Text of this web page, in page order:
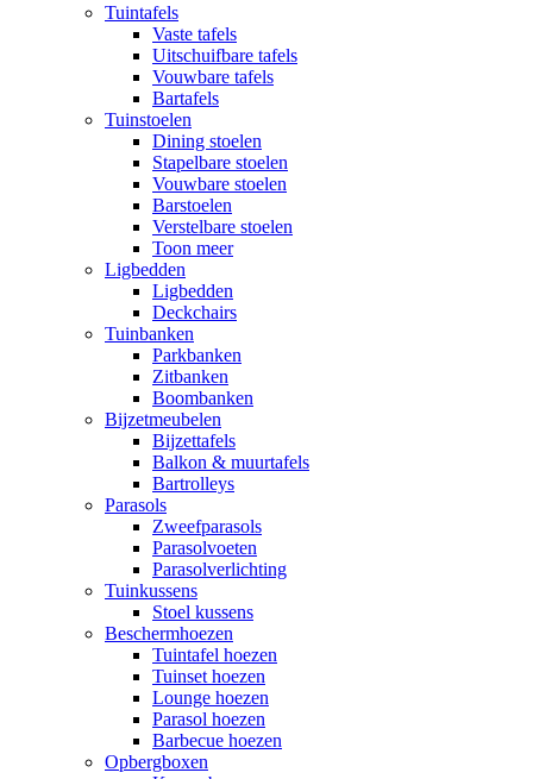
Tuintafels
Vaste tafels
Uitschuifbare tafels
Vouwbare tafels
Bartafels
Tuinstoelen
Dining stoelen
Stapelbare stoelen
Vouwbare stoelen
Barstoelen
Verstelbare stoelen
Toon meer
Ligbedden
Ligbedden
Deckchairs
Tuinbanken
Parkbanken
Zitbanken
Boombanken
Bijzetmeubelen
Bijzettafels
Balkon & muurtafels
Bartrolleys
Parasols
Zweefparasols
Parasolvoeten
Parasolverlichting
Tuinkussens
Stoel kussens
Beschermhoezen
Tuintafel hoezen
Tuinset hoezen
Lounge hoezen
Parasol hoezen
Barbecue hoezen
Opbergboxen